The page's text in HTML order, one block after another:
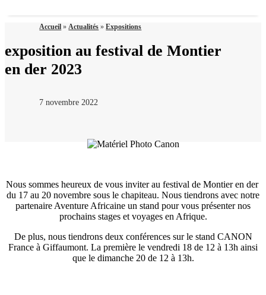
Accueil »Actualités »Expositions
exposition au festival de Montier
en der 2023
7 novembre 2022
Nous sommes heureux de vous inviter au festival de Montier en der
du 17 au 20 novembre sous le chapiteau. Nous tiendrons avec notre
partenaire Aventure Africaine un stand pour vous présenter nos
prochains stages et voyages en Afrique.
De plus, nous tiendrons deux conférences sur le stand CANON
France à Giffaumont. La première le vendredi 18 de 12 à 13h ainsi
que le dimanche 20 de 12 à 13h.